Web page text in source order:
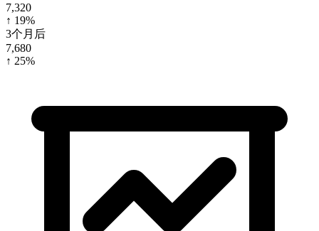
7,320
↑ 19%
3个月后
7,680
↑ 25%